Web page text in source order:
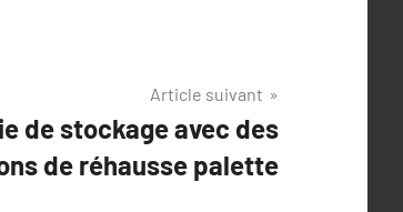
Article suivant
de stockage avec des
de réhausse palette